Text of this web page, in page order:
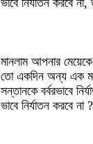
মানলাম আপনার
তো একদিন অন্য এক
সন্তানকে বর্বরভাবে
ভাবে নির্যাতন করবে না ?